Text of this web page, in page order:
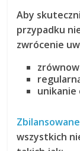
Aby
przypadku
zwrócenie
wszystkich